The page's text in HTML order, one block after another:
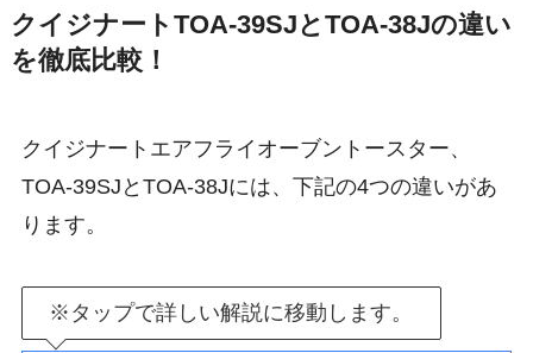
クイジナートTOA-39SJとTOA-38Jの違い
を徹底比較！
クイジナートエアフライオーブントースター、
TOA-39SJとTOA-38Jには、下記の4つの違いがあ
ります。
※タップで詳しい解説に移動します。